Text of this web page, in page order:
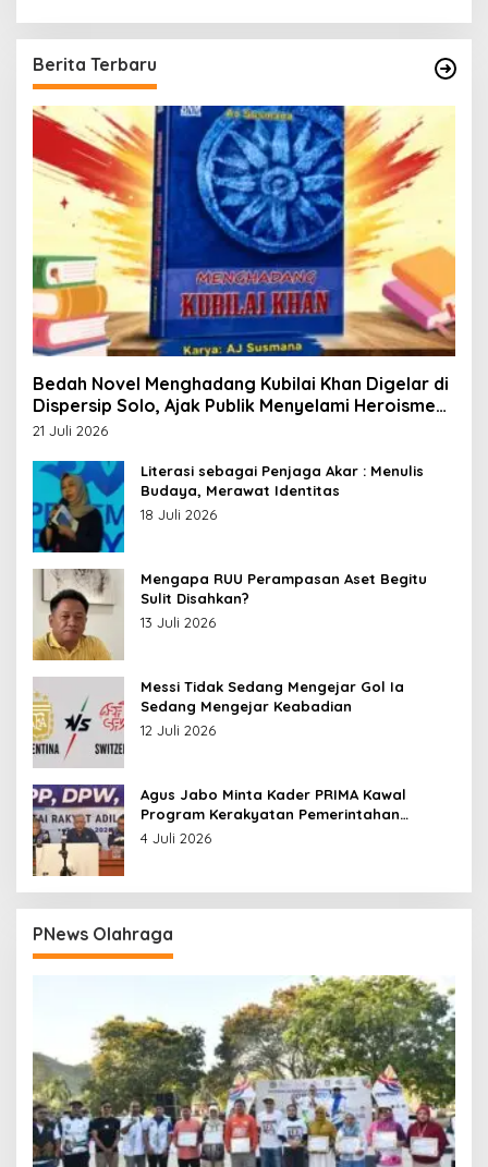
Berita Terbaru
Bedah Novel Menghadang Kubilai Khan Digelar di
Dispersip Solo, Ajak Publik Menyelami Heroisme
Leluhur Nusantara
21 Juli 2026
Literasi sebagai Penjaga Akar : Menulis
Budaya, Merawat Identitas
18 Juli 2026
Mengapa RUU Perampasan Aset Begitu
Sulit Disahkan?
13 Juli 2026
Messi Tidak Sedang Mengejar Gol Ia
Sedang Mengejar Keabadian
12 Juli 2026
Agus Jabo Minta Kader PRIMA Kawal
Program Kerakyatan Pemerintahan
Prabowo
4 Juli 2026
PNews Olahraga